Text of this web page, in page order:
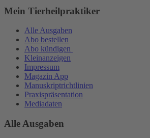
Mein Tierheilpraktiker
Alle Ausgaben
Abo bestellen
Abo kündigen
Kleinanzeigen
Impressum
Magazin App
Manuskriptrichtlinien
Praxispräsentation
Mediadaten
Alle Ausgaben